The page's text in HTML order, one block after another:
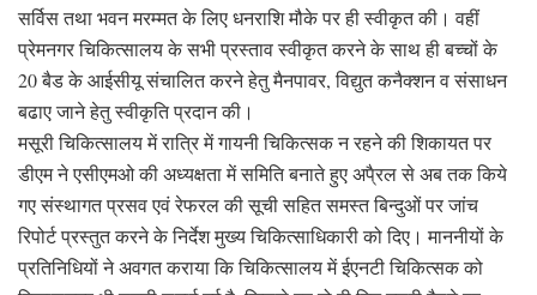
सर्विस तथा भवन मरम्मत के लिए धनराशि मौके पर ही स्वीकृत की। वहीं
प्रेमनगर चिकित्सालय के सभी प्रस्ताव स्वीकृत करने के साथ ही बच्चों के
20 बैड के आईसीयू संचालित करने हेतु मैनपावर, विद्युत कनैक्शन व संसाधन
बढाए जाने हेतु स्वीकृति प्रदान की।
मसूरी चिकित्सालय में रात्रि में गायनी चिकित्सक न रहने की शिकायत पर
डीएम ने एसीएमओ की अध्यक्षता में समिति बनाते हुए अपै्रल से अब तक किये
गए संस्थागत प्रसव एवं रेफरल की सूची सहित समस्त बिन्दुओं पर जांच
रिपोर्ट प्रस्तुत करने के निर्देश मुख्य चिकित्साधिकारी को दिए। माननीयों के
प्रतिनिधियों ने अवगत कराया कि चिकित्सालय में ईएनटी चिकित्सक को